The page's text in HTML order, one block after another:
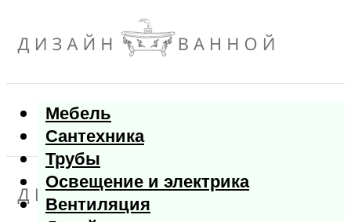
Мебель
Сантехника
Трубы
Освещение и электрика
Вентиляция